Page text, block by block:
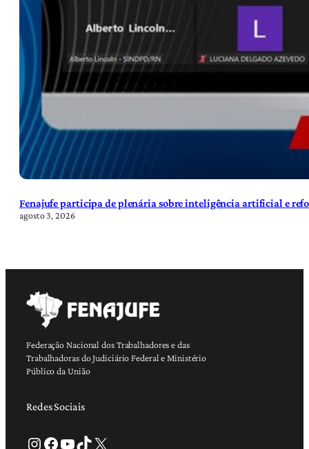
Fenajufe participa de plenária sobre inteligência artificial e
agosto 3, 2026
Federação Nacional dos Trabalhadores e das
Trabalhadoras do Judiciário Federal e Ministério
Público da União
Redes Sociais
Instagram Facebook Youtube TikTok X